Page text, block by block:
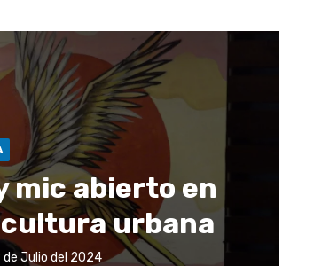
mic abierto en
urbana
de Julio del 2024